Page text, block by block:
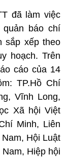
đã làm việc
báo chí
sắp xếp theo
hoạch. Trên
cáo của 14
TP.Hồ Chí
Vĩnh Long,
Xã hội Việt
Minh, Liên
Hội Luật
Hiệp hội